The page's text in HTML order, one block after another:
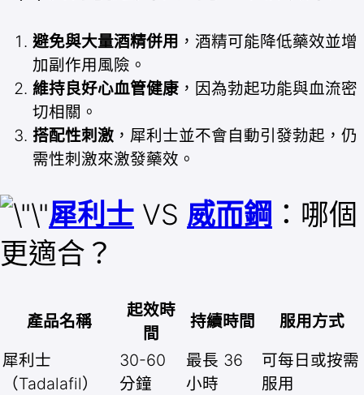
避免與大量酒精併用 ，酒精可能降低藥效並增
加副作用風險。
維持良好心血管健康 ，因為勃起功能與血流密
切相關。
搭配性刺激 ，犀利士並不會自動引發勃起，仍
需性刺激來激發藥效。
犀利士 VS 威而鋼 ：哪個
更適合？
產品名稱
起效時
間
持續時間
服用方式
犀利士
（Tadalafil）
30-60
分鐘
最長 36
小時
可每日或按需
服用